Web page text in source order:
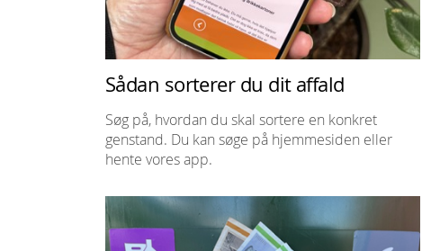
Sådan sorterer du dit affald
Søg på, hvordan du skal sortere en konkret
genstand. Du kan søge på hjemmesiden eller
hente vores app.